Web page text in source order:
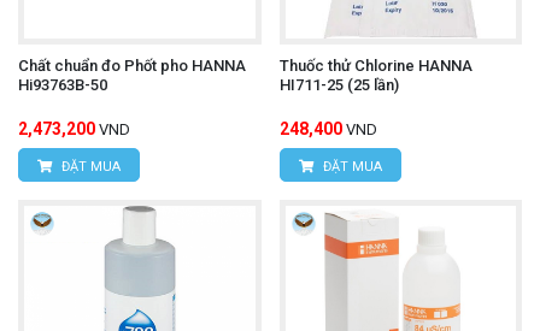
Chất chuẩn đo Phốt pho HANNA
Hi93763B-50
2,473,200 VND
ĐẶT MUA
Thuốc thử Chlorine HANNA
HI711-25 (25 lần)
248,400 VND
ĐẶT MUA